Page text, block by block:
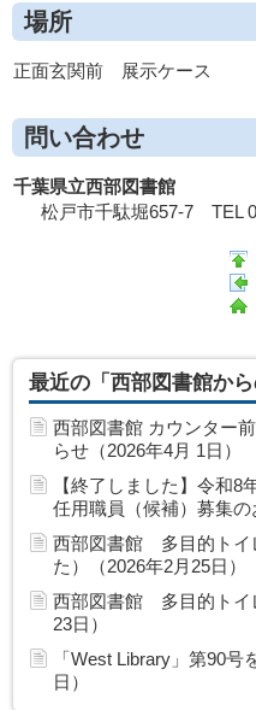
場所
正面玄関前 展示ケース
問い合わせ
千葉県立西部図書館
松戸市千駄堀657-7 TEL
最近の「西部図書館から
西部図書館 カウンター
らせ（2026年4月 1日）
【終了しました】令和8
任用職員（候補）募集の
西部図書館 多目的トイ
た）（2026年2月25日）
西部図書館 多目的トイ
23日）
「West Library」第90
日）